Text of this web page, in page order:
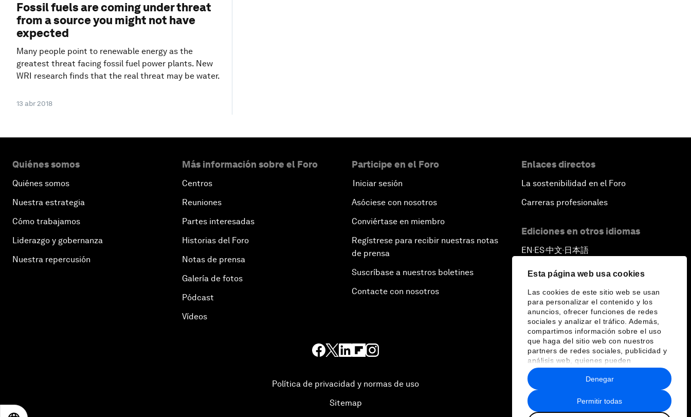
Esta página web usa cookies
Las cookies de este sitio web se usan
para personalizar el contenido y los
anuncios, ofrecer funciones de redes
sociales y analizar el tráfico. Además,
compartimos información sobre el uso
que haga del sitio web con nuestros
partners de redes sociales, publicidad y
análisis web, quienes pueden
combinarla con otra información que les
haya proporcionado o que hayan
recopilado a partir del uso que haya
hecho de sus servicios.
Permitir todas
Denegar
Fossil fuels are coming under threat
from a source you might not have
expected
Many people point to renewable energy as the
greatest threat facing fossil fuel power plants. New
WRI research finds that the real threat may be water.
13 abr 2018
Quiénes somos
Quiénes somos
Nuestra estrategia
Cómo trabajamos
Liderazgo y gobernanza
Nuestra repercusión
Más información sobre el Foro
Centros
Reuniones
Partes interesadas
Historias del Foro
Notas de prensa
Galería de fotos
Pódcast
Vídeos
Participe en el Foro
Iniciar sesión
Asóciese con nosotros
Conviértase en miembro
Regístrese para recibir nuestras notas
de prensa
Suscríbase a nuestros boletines
Contacte con nosotros
Enlaces directos
La sostenibilidad en el Foro
Carreras profesionales
Ediciones en otros idiomas
EN ▪ ES▪中文▪ 日本語
Política de privacidad y normas de uso
Sitemap